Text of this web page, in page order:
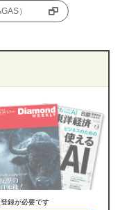
）
録が必要です